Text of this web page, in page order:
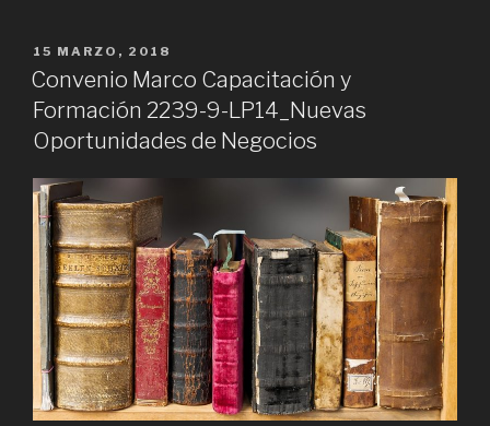
PUBLICADO
EN
15 MARZO, 2018
Convenio Marco Capacitación y
Formación 2239-9-LP14_Nuevas
Oportunidades de Negocios